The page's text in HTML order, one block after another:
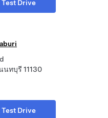
Test Drive
นทบุรี 11130
Test Drive